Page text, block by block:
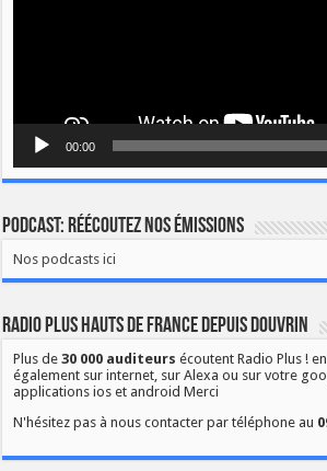
00:00
Podcast: Réécoutez nos émissions
Nos podcasts ici
Radio Plus Hauts de France depuis Douvrin
Plus de30 000 auditeurs écoutent Radio Plus !
également sur internet, sur Alexa ou sur votre
applications ios et android Merci
N'hésitez pas à nous contacter par téléphone au